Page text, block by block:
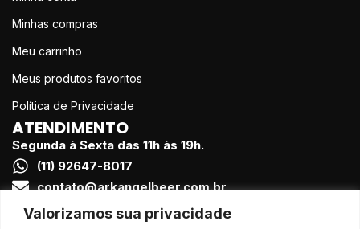
Valorizamos sua privacidade
Minhas compras
Meu carrinho
Meus produtos favoritos
Política de Privacidade
ATENDIMENTO
Segunda à Sexta das 11h às 19h.
(11) 92647-8017
contato@arkangelbeer.com.br
FORMAS DE PAGAMENTO